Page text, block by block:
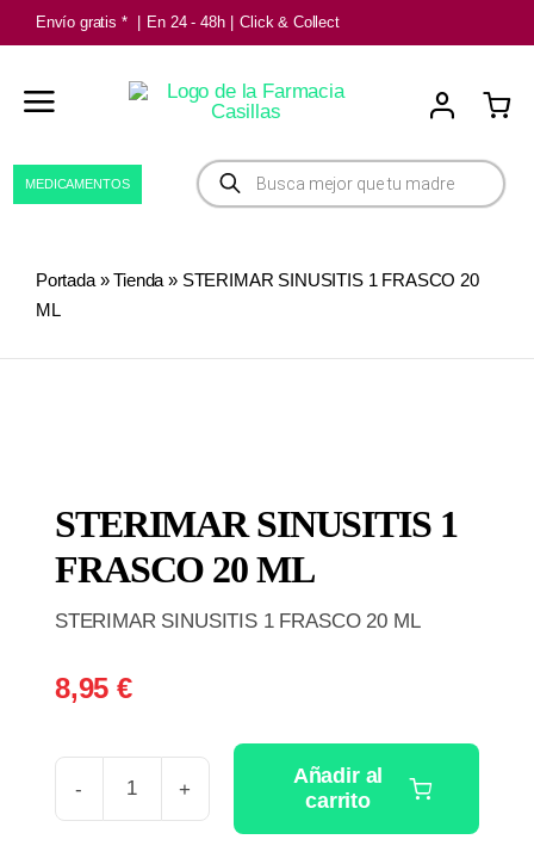
Saltar
al
contenido
Envío gratis * En 24 - 48h Click & Collect
Búsqueda
de
productos
MEDICAMENTOS
Portada»Tienda » STERIMAR SINUSITIS 1 FRASCO 20
ML
STERIMAR SINUSITIS 1
FRASCO 20 ML
STERIMAR SINUSITIS 1 FRASCO 20 ML
8,95 €
Añadir al
carrito